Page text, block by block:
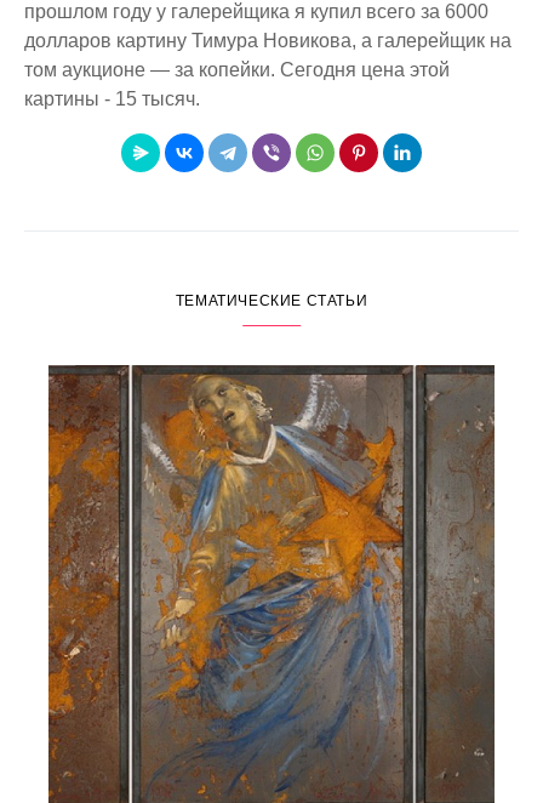
прошлом году у галерейщика я купил всего за 6000
долларов картину Тимура Новикова, а галерейщик на
том аукционе — за копейки. Сегодня цена этой
картины - 15 тысяч.
ТЕМАТИЧЕСКИЕ СТАТЬИ